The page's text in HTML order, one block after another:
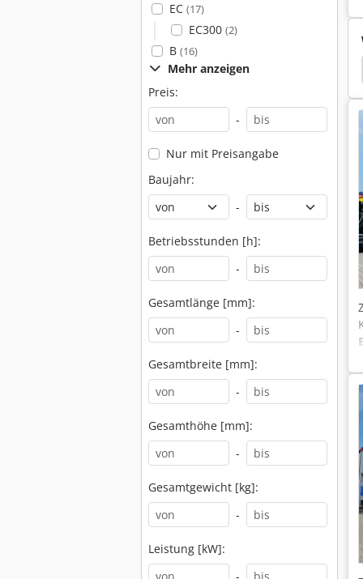
EC (17)
EC300 (2)
B (16)
Mehr anzeigen
Preis:
-
Nur mit Preisangabe
Baujahr:
-
Betriebsstunden [h]:
-
Gesamtlänge [mm]:
-
Gesamtbreite [mm]:
-
Gesamthöhe [mm]:
-
Gesamtgewicht [kg]:
-
Leistung [kW]:
Caterpillar 229 Caterpillar 225